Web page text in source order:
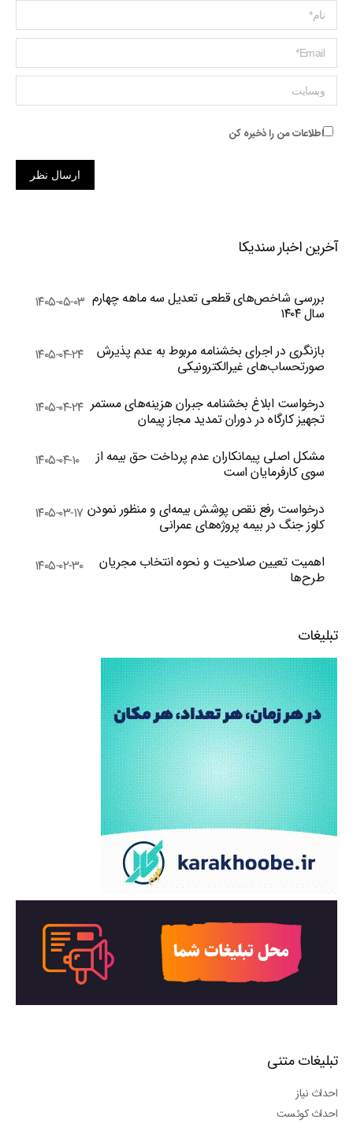
Name *
ایمیل *
وبسایت
اطلاعات من را ذخیره کن
ارسال نظر
آخرین اخبار سندیکا
بررسی شاخص‌های قطعی تعدیل سه ماهه چهارم
سال ۱۴۰۴
۱۴۰۵-۰۵-۰۳
بازنگری در اجرای بخشنامه مربوط به عدم پذیرش
صورتحساب‌های غیرالکترونیکی
۱۴۰۵-۰۴-۲۴
درخواست ابلاغ بخشنامه جبران هزینه‌های مستمر
تجهیز کارگاه در دوران تمدید مجاز پیمان
۱۴۰۵-۰۴-۲۴
مشکل اصلی پیمانکاران عدم پرداخت حق بیمه از
سوی کارفرمایان است
۱۴۰۵-۰۴-۱۰
درخواست رفع نقص پوشش بیمه‌ای و منظور نمودن
کلوز جنگ در بیمه پروژه‌های عمرانی
۱۴۰۵-۰۳-۱۷
اهمیت تعیین صلاحیت و نحوه انتخاب مجریان
طرح‌ها
۱۴۰۵-۰۲-۳۰
تبلیغات
تبلیغات متنی
احداث نیاز
احداث کوئست